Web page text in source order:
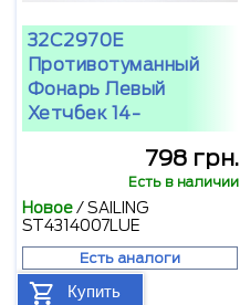
32C2970E
Противотуманный
Фонарь Левый
Хетчбек 14-
798 грн.
Есть в наличии
Новое/SAILING
ST4314007LUE
Есть аналоги
Купить